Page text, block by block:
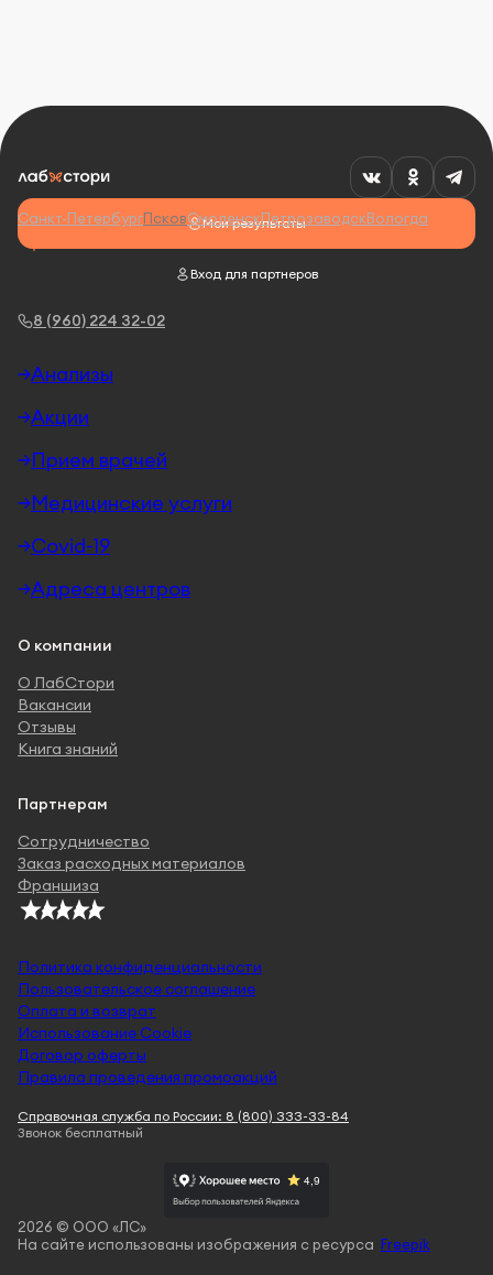
8 (960) 224 32-02
Мои результаты
Вход для партнеров
Санкт-ПетербургПсковСмоленскПетрозаводскВологда
Анализы
Акции
Прием врачей
Медицинские услуги
Covid-19
Адреса центров
О компании
О ЛабСтори
Вакансии
Отзывы
Книга знаний
Партнерам
Сотрудничество
Заказ расходных материалов
Франшиза
Политика конфиденциальности
Пользовательское соглашение
Оплата и возврат
Использование Cookie
Договор оферты
Правила проведения промоакций
2026 © ООО «ЛС»
На сайте использованы изображения с ресурса Freepik
Справочная служба по России: 8 (800) 333-33-84
Звонок бесплатный